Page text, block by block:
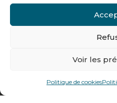
Voir les
Politique de cookies
Contactez-nous
Tél : + 33 (0)4 74 62 81 44
Villefranche sur
Plan d’accès